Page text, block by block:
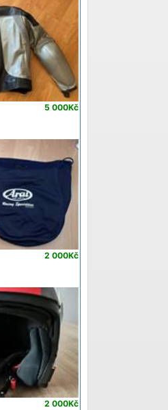
5 000Kč
2 000Kč
2 000Kč